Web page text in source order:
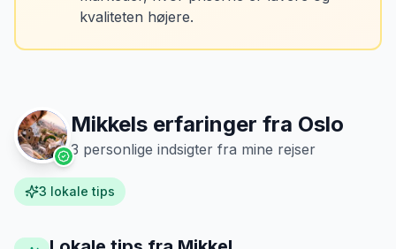
📅 OBS: Åbent dagligt til frokost og aften.
kvaliteten højere.
Mikkels erfaringer fra Oslo
3 personlige indsigter fra mine rejser
3 lokale tips